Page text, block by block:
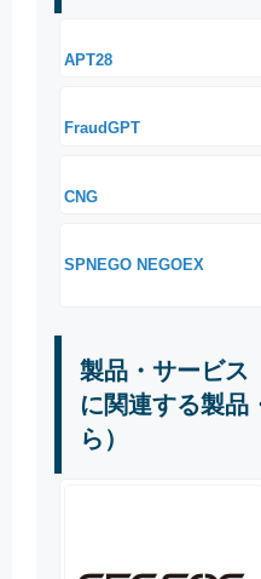
APT28
FraudGPT
CNG
SPNEGO NEGOEX
製品・サービス
に関連する製品
ら）